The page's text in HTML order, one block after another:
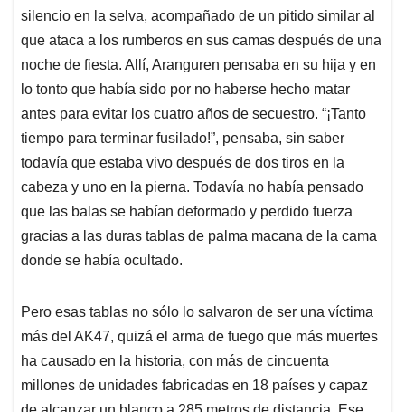
silencio en la selva, acompañado de un pitido similar al
que ataca a los rumberos en sus camas después de una
noche de fiesta. Allí, Aranguren pensaba en su hija y en
lo tonto que había sido por no haberse hecho matar
antes para evitar los cuatro años de secuestro. “¡Tanto
tiempo para terminar fusilado!”, pensaba, sin saber
todavía que estaba vivo después de dos tiros en la
cabeza y uno en la pierna. Todavía no había pensado
que las balas se habían deformado y perdido fuerza
gracias a las duras tablas de palma macana de la cama
donde se había ocultado.
Pero esas tablas no sólo lo salvaron de ser una víctima
más del AK47, quizá el arma de fuego que más muertes
ha causado en la historia, con más de cincuenta
millones de unidades fabricadas en 18 países y capaz